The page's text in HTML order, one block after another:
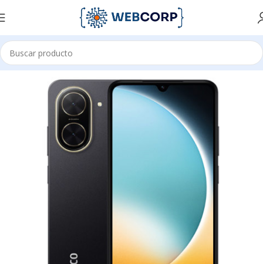
Inicio CELULARES